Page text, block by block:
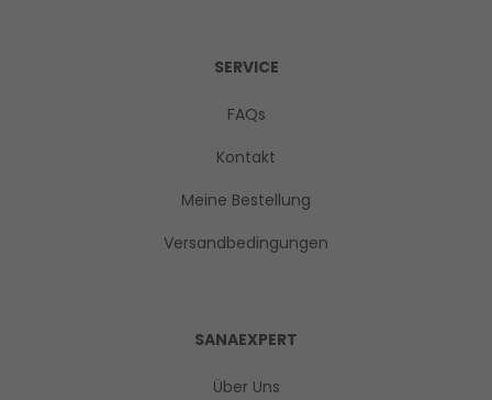
SERVICE
FAQs
Kontakt
Meine Bestellung
Versandbedingungen
SANAEXPERT
Über Uns